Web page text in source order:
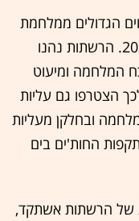
הגדולים ממלחמת
"חרבות ברזל", שפרצה בסוף שנת 2024. הרשתות נהנו
המלחמה ומיעוט
הצטרפו גם עליות
ובחלקן מעליות
החות'ים בים
של הרשתות אשתקד,